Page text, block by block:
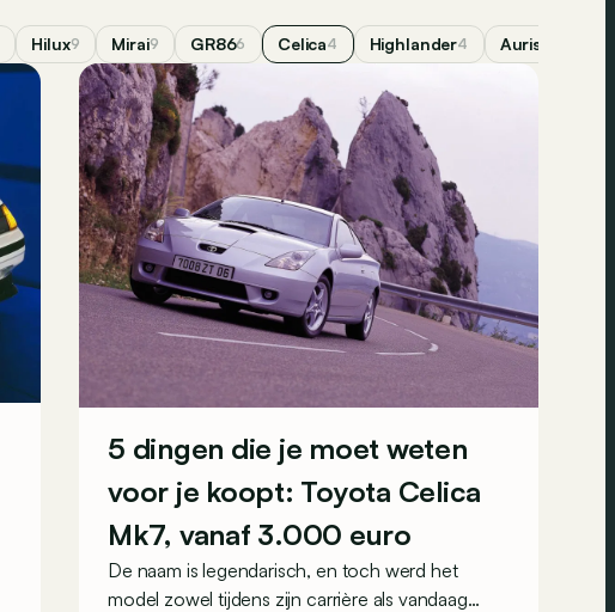
Hilux9 Mirai9 GR866 Celica4 Highlander4 Auris
5 dingen die je moet weten
voor je koopt: Toyota Celica
Mk7, vanaf 3.000 euro
De naam is legendarisch, en toch werd het
model zowel tijdens zijn carrière als vandaag